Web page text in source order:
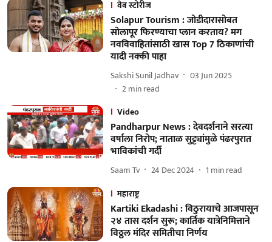
वेब स्टोरीज
Solapur Tourism : जोडीदारासोबत
सोलापूर फिरण्याचा प्लान करताय? मग
नवविवाहितांसाठी खास Top 7 ठिकाणांची
यादी नक्की पाहा
Sakshi Sunil Jadhav
03 Jun 2025
2min read
Video
Pandharpur News : देवदर्शनाने सरत्या
वर्षाला निरोप; नाताळ सुट्ट्यांमुळे पंढरपुरात
भाविकांची गर्दी
Saam Tv 24 Dec 2024 1 min read
महाराष्ट्र
Kartiki Ekadashi : विठुरायाचे आजपासून
२४ तास दर्शन सुरू; कार्तिक यात्रेनिमित्ताने
विठ्ठल मंदिर समितीचा निर्णय